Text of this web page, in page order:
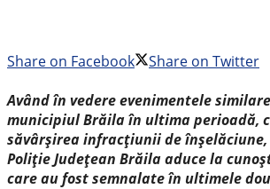
Share on Facebook
Share on Twitter
Având în vedere evenimentele
municipiul Brăila în ultima perioadă,
săvârșirea infracțiunii de
Poliție Județean Brăila aduce la
care au fost semnalate în ultimele